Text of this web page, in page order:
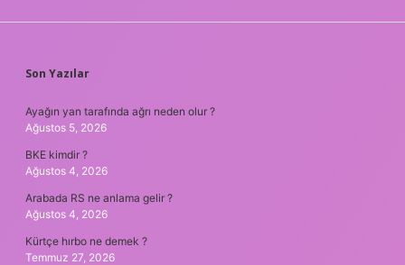
SIDEBAR
Son Yazılar
Ayağın yan tarafında ağrı neden olur ?
Ağustos 5, 2026
BKE kimdir ?
Ağustos 4, 2026
Arabada RS ne anlama gelir ?
Ağustos 4, 2026
Kürtçe hırbo ne demek ?
Temmuz 27, 2026